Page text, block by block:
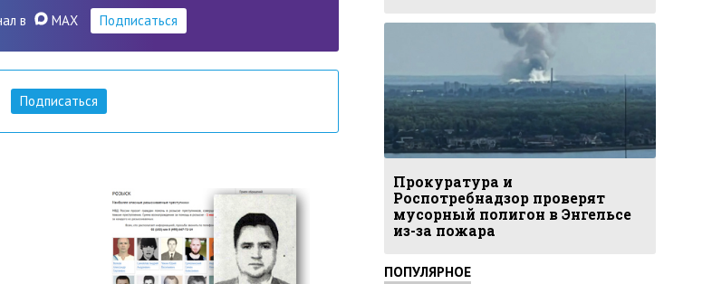
в MAX Подписаться
Подписаться
Прокуратура и
Роспотребнадзор проверят
мусорный полигон в Энгельсе
из-за пожара
ПОПУЛЯРНОЕ